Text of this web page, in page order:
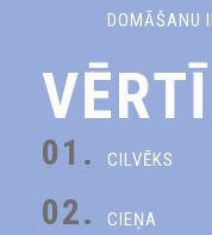
DOMĀŠANU
01. CILVĒKS
02. CIEŅA